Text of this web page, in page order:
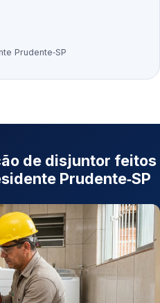
Prudente‑SP
de disjuntor feitos
Prudente‑SP